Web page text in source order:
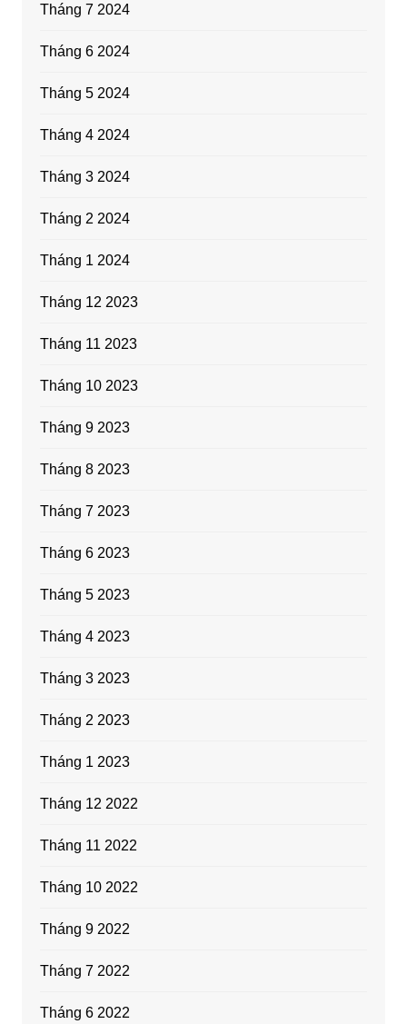
Tháng 7 2024
Tháng 6 2024
Tháng 5 2024
Tháng 4 2024
Tháng 3 2024
Tháng 2 2024
Tháng 1 2024
Tháng 12 2023
Tháng 11 2023
Tháng 10 2023
Tháng 9 2023
Tháng 8 2023
Tháng 7 2023
Tháng 6 2023
Tháng 5 2023
Tháng 4 2023
Tháng 3 2023
Tháng 2 2023
Tháng 1 2023
Tháng 12 2022
Tháng 11 2022
Tháng 10 2022
Tháng 9 2022
Tháng 7 2022
Tháng 6 2022